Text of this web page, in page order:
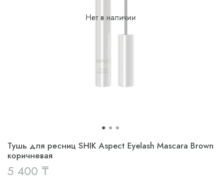
Нет в наличии
Тушь для ресниц SHIK Aspect Eyelash Mascara Brown
коричневая
5 400 ₸